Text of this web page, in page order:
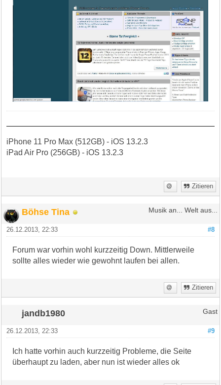
iPhone 11 Pro Max (512GB) - iOS 13.2.3
iPad Air Pro (256GB) - iOS 13.2.3
Zitieren
Böhse Tina Musik an... Welt aus...
#8
26.12.2013, 22:33
Forum war vorhin wohl kurzzeitig Down. Mittlerweile
sollte alles wieder wie gewohnt laufen bei allen.
Zitieren
jandb1980 Gast
#9
26.12.2013, 22:33
Ich hatte vorhin auch kurzzeitig Probleme, die Seite
überhaupt zu laden, aber nun ist wieder alles ok